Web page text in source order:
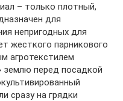
– только плотный,
для
непригодных для
жесткого парникового
агротекстилем
землю перед посадкой
сразу на грядки